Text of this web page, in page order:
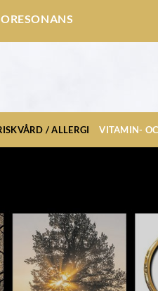
/ ALLERGI VITAMIN-